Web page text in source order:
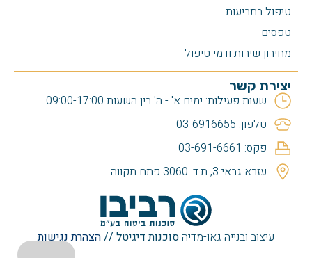
טיפול בתביעות
טפסים
מחירון שירות ודמי טיפול
יצירת קשר
שעות פעילות: ימים א' - ה' בין השעות 09:00-17:00
טלפון: 03-6916655
פקס: 03-691-6661
עזרא גבאי 3, ת.ד. 3060 פתח תקווה
עיצוב ובנייה גאו-מדיהסוכנות דיגיטל //הצהרת נגישות